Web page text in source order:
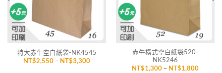
特大赤牛空白紙袋-NK4545
NT$2,550 – NT$3,300價
赤牛橫式空白紙袋520-
NK5246
NT$1,300 – NT$1,800價